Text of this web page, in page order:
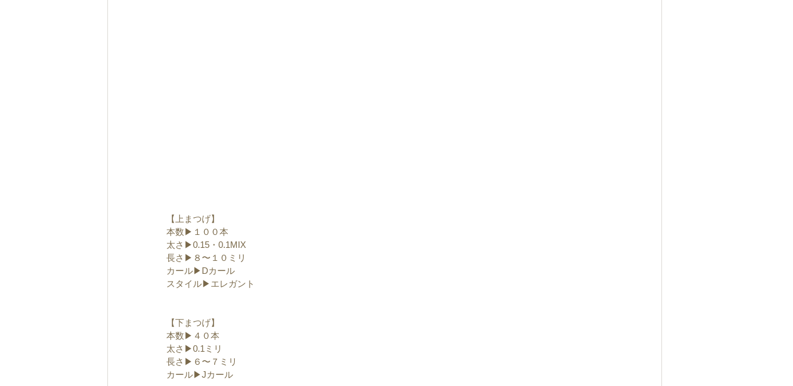
【上まつげ】
本数▶︎１００本
太さ▶︎0.15・0.1MIX
長さ▶︎８〜１０ミリ
カール▶︎Dカール
スタイル▶︎エレガント
【下まつげ】
本数▶︎４０本
太さ▶︎0.1ミリ
長さ▶︎６〜７ミリ
カール▶︎Jカール